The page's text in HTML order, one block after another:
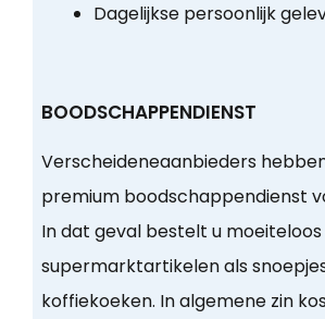
Dagelijkse persoonlijk
BOODSCHAPPENDIENST
Verscheideneaanbieders
premium boodschappendienst
In dat geval bestelt u
supermarktartikelen als
koffiekoeken. In algemene zin